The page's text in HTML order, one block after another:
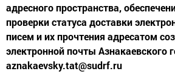
адресного пространства,
проверки статуса доставки
писем и их прочтения адресатом
электронной почты Азнакаевского
aznakaevsky.tat@sudrf.ru